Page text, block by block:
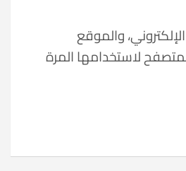
والموقع
لاستخدامها المرة